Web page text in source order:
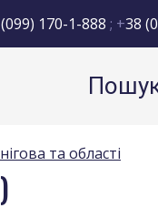
170-1-888 ; +38
та області